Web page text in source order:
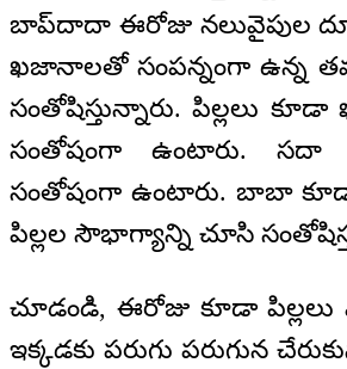
బాప్‌దాదా ఈరోజు నలువైపుల
ఖజానాలతో సంపన్నంగా ఉన్న
సంతోషిస్తున్నారు. పిల్లలు
సంతోషంగా ఉంటారు. సదా
సంతోషంగా ఉంటారు. బాబా కూడా
పిల్లల సౌభాగ్యాన్ని చూసి
చూడండి, ఈరోజు కూడా
ఇక్కడకు పరుగు పరుగున